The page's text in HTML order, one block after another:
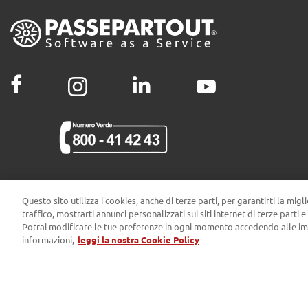
Questo sito utilizza i cookies, anche di terze parti, per garantirti la
traffico, mostrarti annunci personalizzati sui siti internet di terze parti
Potrai modificare le tue preferenze in ogni momento accedendo alle
informazioni, leggi la nostra Cookie Policy